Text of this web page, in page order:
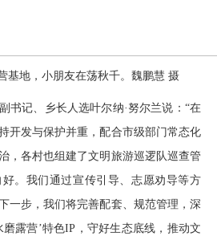
基地，小朋友在荡秋千。魏鹏慧 摄
记、乡长人选叶尔纳·努尔兰说：“在
开发与保护并重，配合市级部门常态化
，各村也组建了文明旅游巡逻队巡查管
。我们通过宣传引导、志愿劝导等方
一步，我们将完善配套、规范管理，深
露营’特色IP，守好生态底线，推动文